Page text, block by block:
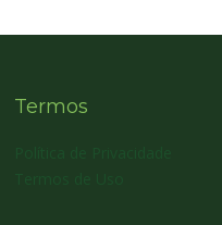
Termos